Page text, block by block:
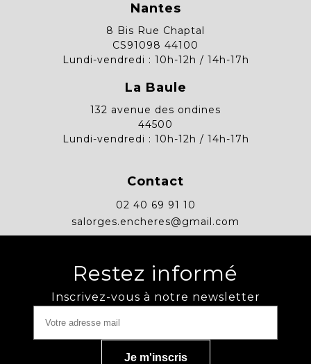
Nantes
8 Bis Rue Chaptal
CS91098 44100
Lundi-vendredi : 10h-12h / 14h-17h
La Baule
132 avenue des ondines
44500
Lundi-vendredi : 10h-12h / 14h-17h
Contact
02 40 69 91 10
salorges.encheres@gmail.com
Restez informé
Inscrivez-vous à notre newsletter